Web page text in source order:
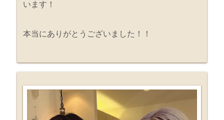
います！
本当にありがとうございました！！